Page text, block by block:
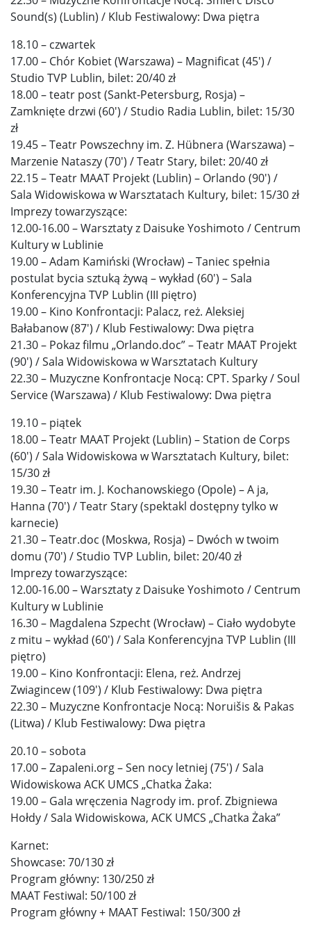
Sound(s) (Lublin) / Klub Festiwalowy: Dwa piętra
18.10 – czwartek
17.00 – Chór Kobiet (Warszawa) – Magnificat (45′) /
Studio TVP Lublin, bilet: 20/40 zł
18.00 – teatr post (Sankt-Petersburg, Rosja) –
Zamknięte drzwi (60′) / Studio Radia Lublin, bilet: 15/30
zł
19.45 – Teatr Powszechny im. Z. Hübnera (Warszawa) –
Marzenie Nataszy (70′) / Teatr Stary, bilet: 20/40 zł
22.15 – Teatr MAAT Projekt (Lublin) – Orlando (90′) /
Sala Widowiskowa w Warsztatach Kultury, bilet: 15/30 zł
Imprezy towarzyszące:
12.00-16.00 – Warsztaty z Daisuke Yoshimoto / Centrum
Kultury w Lublinie
19.00 – Adam Kamiński (Wrocław) – Taniec spełnia
postulat bycia sztuką żywą – wykład (60′) – Sala
Konferencyjna TVP Lublin (III piętro)
19.00 – Kino Konfrontacji: Palacz, reż. Aleksiej
Bałabanow (87′) / Klub Festiwalowy: Dwa piętra
21.30 – Pokaz filmu „Orlando.doc” – Teatr MAAT Projekt
(90′) / Sala Widowiskowa w Warsztatach Kultury
22.30 – Muzyczne Konfrontacje Nocą: CPT. Sparky / Soul
Service (Warszawa) / Klub Festiwalowy: Dwa piętra
19.10 – piątek
18.00 – Teatr MAAT Projekt (Lublin) – Station de Corps
(60′) / Sala Widowiskowa w Warsztatach Kultury, bilet:
15/30 zł
19.30 – Teatr im. J. Kochanowskiego (Opole) – A ja,
Hanna (70′) / Teatr Stary (spektakl dostępny tylko w
karnecie)
21.30 – Teatr.doc (Moskwa, Rosja) – Dwóch w twoim
domu (70′) / Studio TVP Lublin, bilet: 20/40 zł
Imprezy towarzyszące:
12.00-16.00 – Warsztaty z Daisuke Yoshimoto / Centrum
Kultury w Lublinie
16.30 – Magdalena Szpecht (Wrocław) – Ciało wydobyte
z mitu – wykład (60′) / Sala Konferencyjna TVP Lublin (III
piętro)
19.00 – Kino Konfrontacji: Elena, reż. Andrzej
Zwiagincew (109′) / Klub Festiwalowy: Dwa piętra
22.30 – Muzyczne Konfrontacje Nocą: Noruišis & Pakas
(Litwa) / Klub Festiwalowy: Dwa piętra
20.10 – sobota
17.00 – Zapaleni.org – Sen nocy letniej (75′) / Sala
Widowiskowa ACK UMCS „Chatka Żaka:
19.00 – Gala wręczenia Nagrody im. prof. Zbigniewa
Hołdy / Sala Widowiskowa, ACK UMCS „Chatka Żaka”
Karnet:
Showcase: 70/130 zł
Program główny: 130/250 zł
MAAT Festiwal: 50/100 zł
Program główny + MAAT Festiwal: 150/300 zł